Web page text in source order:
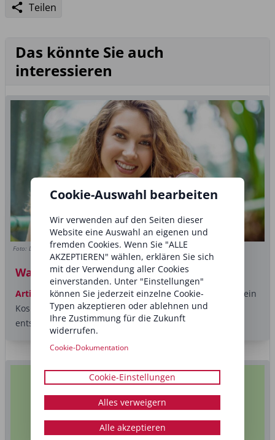
Teilen
Das könnte Sie auch
interessieren
Foto: Dmytro Zinkevych/Shutterstock.com
Was macht Naturkosmetik besser?
Artikel
Die Auswahl der passenden Pflegeprodukte für ein
Kosmetikinstitut sollte individuell von der Betreiberin
entschieden...
Cookie-Auswahl bearbeiten
Wir verwenden auf den Seiten dieser
Website eine Auswahl an eigenen und
fremden Cookies. Wenn Sie "ALLE
AKZEPTIEREN" wählen, erklären Sie sich
mit der Verwendung aller Cookies
einverstanden. Unter "Einstellungen"
können Sie jederzeit einzelne Cookie-
Typen akzeptieren oder ablehnen und
Ihre Zustimmung für die Zukunft
widerrufen.
Cookie-Dokumentation
Cookie-Einstellungen
Alles verweigern
Alle akzeptieren